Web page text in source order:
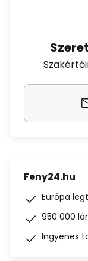
Feny24.hu
Európa
950 000
Ingyenes